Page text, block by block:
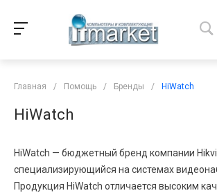
Главная / Помощь / Бренды / HiWatch
HiWatch
HiWatch — бюджетный бренд компании
специализирующийся на системах
Продукция HiWatch отличается высоким